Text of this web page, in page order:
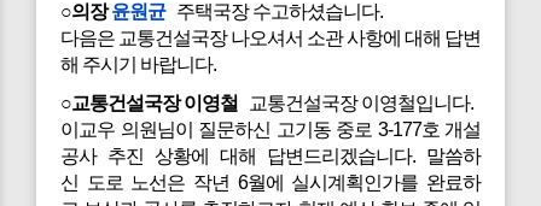
○의장윤원균주택국장 수고하셨습니다.
다음은 교통건설국장 나오셔서 소관 사항에 대해 답변
해 주시기 바랍니다.
○교통건설국장 이영철
교통건설국장 이영철입니다.
이교우 의원님이 질문하신 고기동 중로 3-177호 개설
공사 추진 상황에 대해 답변드리겠습니다. 말씀하
신 도로 노선은 작년 6월에 실시계획인가를 완료하